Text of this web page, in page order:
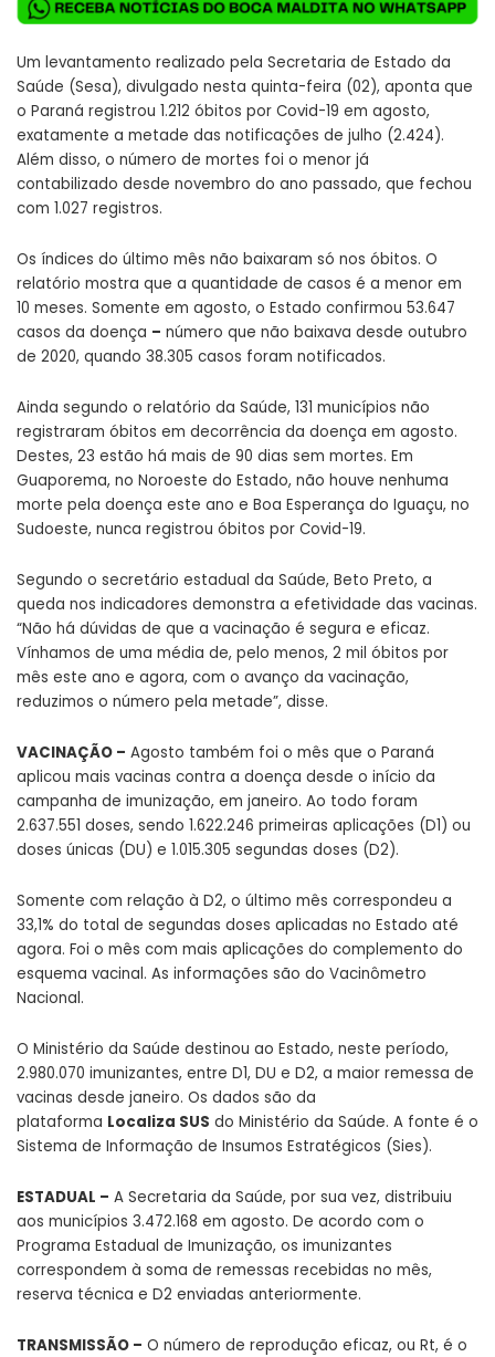
Um levantamento realizado pela Secretaria de Estado da
Saúde (Sesa), divulgado nesta quinta-feira (02), aponta que
o Paraná registrou 1.212 óbitos por Covid-19 em agosto,
exatamente a metade das notificações de julho (2.424).
Além disso, o número de mortes foi o menor já
contabilizado desde novembro do ano passado, que fechou
com 1.027 registros.
Os índices do último mês não baixaram só nos óbitos. O
relatório mostra que a quantidade de casos é a menor em
10 meses. Somente em agosto, o Estado confirmou 53.647
casos da doença – número que não baixava desde outubro
de 2020, quando 38.305 casos foram notificados.
Ainda segundo o relatório da Saúde, 131 municípios não
registraram óbitos em decorrência da doença em agosto.
Destes, 23 estão há mais de 90 dias sem mortes. Em
Guaporema, no Noroeste do Estado, não houve nenhuma
morte pela doença este ano e Boa Esperança do Iguaçu, no
Sudoeste, nunca registrou óbitos por Covid-19.
Segundo o secretário estadual da Saúde, Beto Preto, a
queda nos indicadores demonstra a efetividade das vacinas.
“Não há dúvidas de que a vacinação é segura e eficaz.
Vínhamos de uma média de, pelo menos, 2 mil óbitos por
mês este ano e agora, com o avanço da vacinação,
reduzimos o número pela metade”, disse.
VACINAÇÃO – Agosto também foi o mês que o Paraná
aplicou mais vacinas contra a doença desde o início da
campanha de imunização, em janeiro. Ao todo foram
2.637.551 doses, sendo 1.622.246 primeiras aplicações (D1) ou
doses únicas (DU) e 1.015.305 segundas doses (D2).
Somente com relação à D2, o último mês correspondeu a
33,1% do total de segundas doses aplicadas no Estado até
agora. Foi o mês com mais aplicações do complemento do
esquema vacinal. As informações são do Vacinômetro
Nacional.
O Ministério da Saúde destinou ao Estado, neste período,
2.980.070 imunizantes, entre D1, DU e D2, a maior remessa de
vacinas desde janeiro. Os dados são da
plataforma Localiza SUS do Ministério da Saúde. A fonte é o
Sistema de Informação de Insumos Estratégicos (Sies).
ESTADUAL – A Secretaria da Saúde, por sua vez, distribuiu
aos municípios 3.472.168 em agosto. De acordo com o
Programa Estadual de Imunização, os imunizantes
correspondem à soma de remessas recebidas no mês,
reserva técnica e D2 enviadas anteriormente.
TRANSMISSÃO – O número de reprodução eficaz, ou Rt, é o